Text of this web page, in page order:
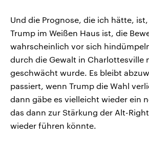
Und die Prognose, die ich hätte,
Trump im Weißen Haus ist, die
wahrscheinlich vor sich
durch die Gewalt in Charlottesville
geschwächt wurde. Es bleibt
passiert, wenn Trump die Wahl
dann gäbe es vielleicht wieder ein
das dann zur Stärkung der Alt-
wieder führen könnte.